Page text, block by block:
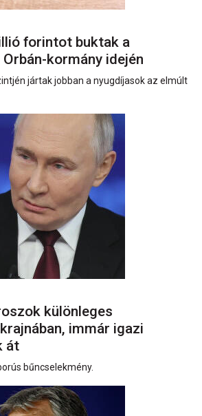
forintot buktak a
kormány idején
jártak jobban a nyugdíjasok az elmúlt
különleges
immár igazi
át
bűncselekmény.